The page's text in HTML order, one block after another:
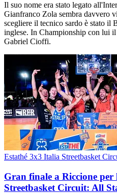
Il suo nome era stato legato
Gianfranco Zola sembra davvero
scegliere il tecnico sardo è stato il
inglese. In Championship con lui
Gabriel Cioffi.
Estathé 3x3 Italia Streetbasket
Gran finale a Riccione
Streetbasket Circuit: All